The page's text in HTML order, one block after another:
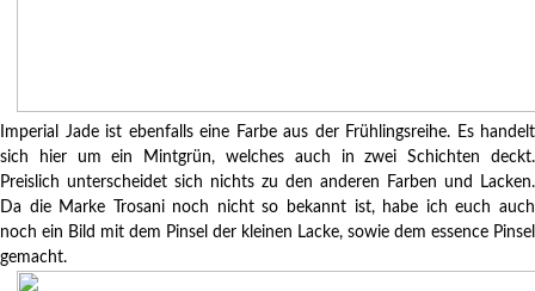
Imperial Jade ist ebenfalls eine Farbe aus der Frühlingsreihe. Es handelt
sich hier um ein Mintgrün, welches auch in zwei Schichten deckt.
Preislich unterscheidet sich nichts zu den anderen Farben und Lacken.
Da die Marke Trosani noch nicht so bekannt ist, habe ich euch auch
noch ein Bild mit dem Pinsel der kleinen Lacke, sowie dem essence Pinsel
gemacht.